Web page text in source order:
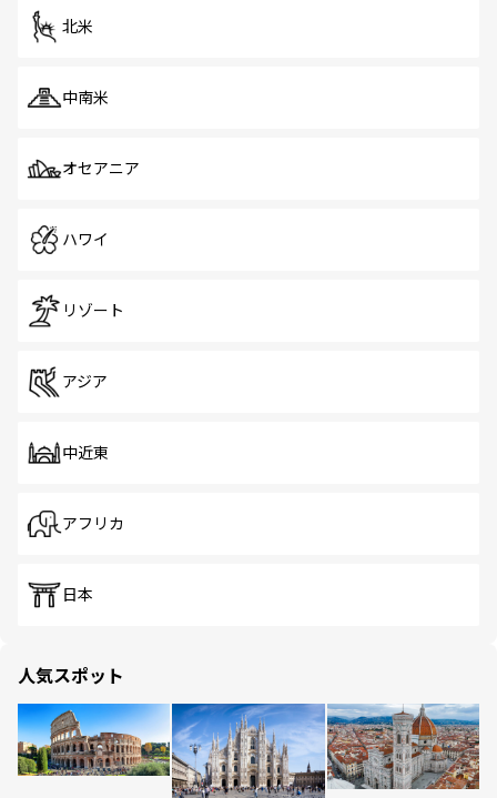
北米
中南米
オセアニア
ハワイ
リゾート
アジア
中近東
アフリカ
日本
人気スポット